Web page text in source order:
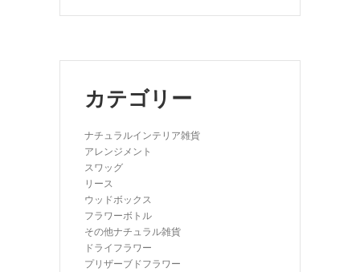
カテゴリー
ナチュラルインテリア雑貨
アレンジメント
スワッグ
リース
ウッドボックス
フラワーボトル
その他ナチュラル雑貨
ドライフラワー
プリザーブドフラワー